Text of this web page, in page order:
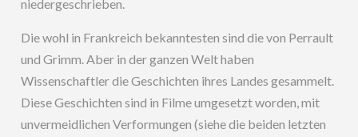
niedergeschrieben.
Die wohl in Frankreich bekanntesten sind die von Perrault
und Grimm. Aber in der ganzen Welt haben
Wissenschaftler die Geschichten ihres Landes gesammelt.
Diese Geschichten sind in Filme umgesetzt worden, mit
unvermeidlichen Verformungen (siehe die beiden letzten